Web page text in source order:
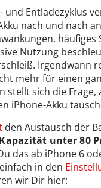
und Entladezyklus
nach und nach
häufiges
Nutzung
Irgendwann
mehr für einen
stellt sich die Frage,
iPhone-Akku
den Austausch der
unter 80
das ab iPhone 6
in den
wir Dir hier: